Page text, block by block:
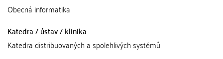
Obecná informatika
Katedra / ústav / klinika
Katedra distribuovaných a spolehlivých systémů